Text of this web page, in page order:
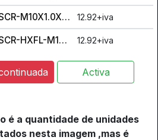
SCR-M10X1.0X8,SOC SET-OD 12.92+iva
SCR-HXFL-M10X1.25X25 8.8 Z NY [CALIPER MOUNTING] 12.92+iva
Activa
é a quantidade de unidades
nesta imagem ,mas é